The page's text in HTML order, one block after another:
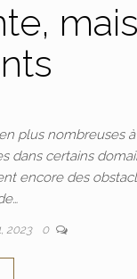
plus nombreuses à
dans certains
encore des
2023 0